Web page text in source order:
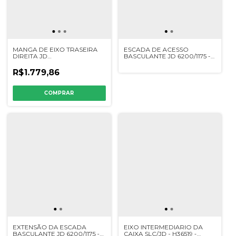
MANGA DE EIXO TRASEIRA
DIREITA JD
- DQ21202 - SIMILAR
R$1.779,86
ESCADA DE ACESSO
BASCULANTE JD 6200/1175 -
EXTENSÃO DA ESCADA
BASCULANTE JD 6200/1175 -
EIXO INTERMEDIARIO DA
CAIXA SLC/JD - H36519 -